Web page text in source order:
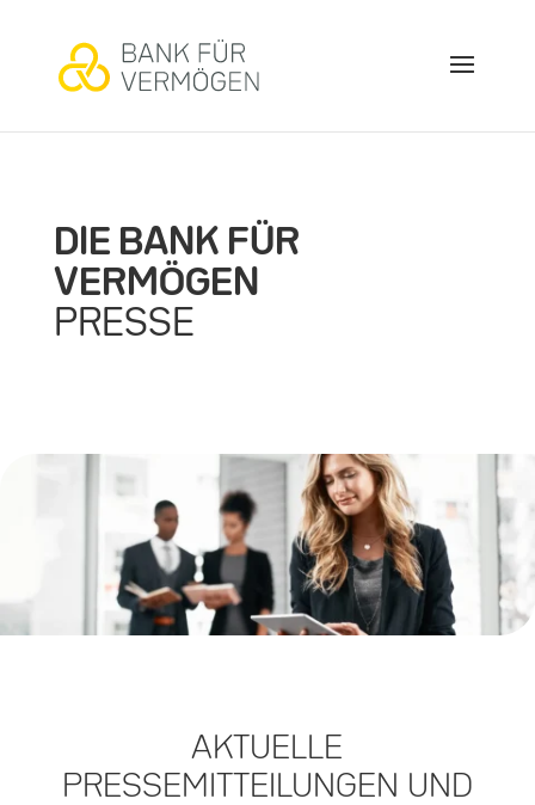
DIE BANK FÜR
VERMÖGEN
PRESSE
AKTUELLE
PRESSEMITTEILUNGEN UND